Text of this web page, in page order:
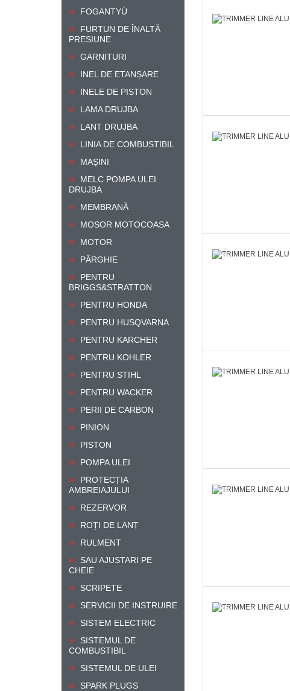
FOGANTYÚ
FURTUN DE ÎNALTĂ
PRESIUNE
GARNITURI
INEL DE ETANȘARE
INELE DE PISTON
LAMA DRUJBA
LANT DRUJBA
LINIA DE COMBUSTIBIL
MAȘINI
MELC POMPA ULEI
DRUJBA
MEMBRANĂ
MOSOR MOTOCOASA
MOTOR
PÂRGHIE
PENTRU
BRIGGS&STRATTON
PENTRU HONDA
PENTRU HUSQVARNA
PENTRU KARCHER
PENTRU KOHLER
PENTRU STIHL
PENTRU WACKER
PERII DE CARBON
PINION
PISTON
POMPA ULEI
PROTECȚIA
AMBREIAJULUI
REZERVOR
ROȚI DE LANȚ
RULMENT
SAU AJUSTARI PE
CHEIE
SCRIPETE
SERVICII DE INSTRUIRE
SISTEM ELECTRIC
SISTEMUL DE
COMBUSTIBIL
SISTEMUL DE ULEI
SPARK PLUGS